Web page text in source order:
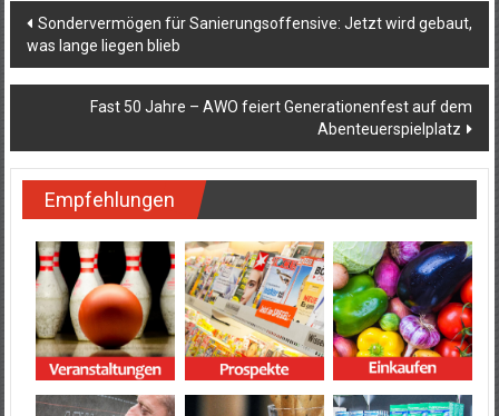
Beitragsnavigation
Sondervermögen für Sanierungsoffensive: Jetzt wird gebaut,
was lange liegen blieb
Fast 50 Jahre – AWO feiert Generationenfest auf dem
Abenteuerspielplatz
Empfehlungen